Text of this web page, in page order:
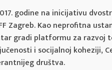
godine na inicijativu
Zagreb. Kao neprofitna
gradi platformu za
i socijalnoj koheziji,
društva.